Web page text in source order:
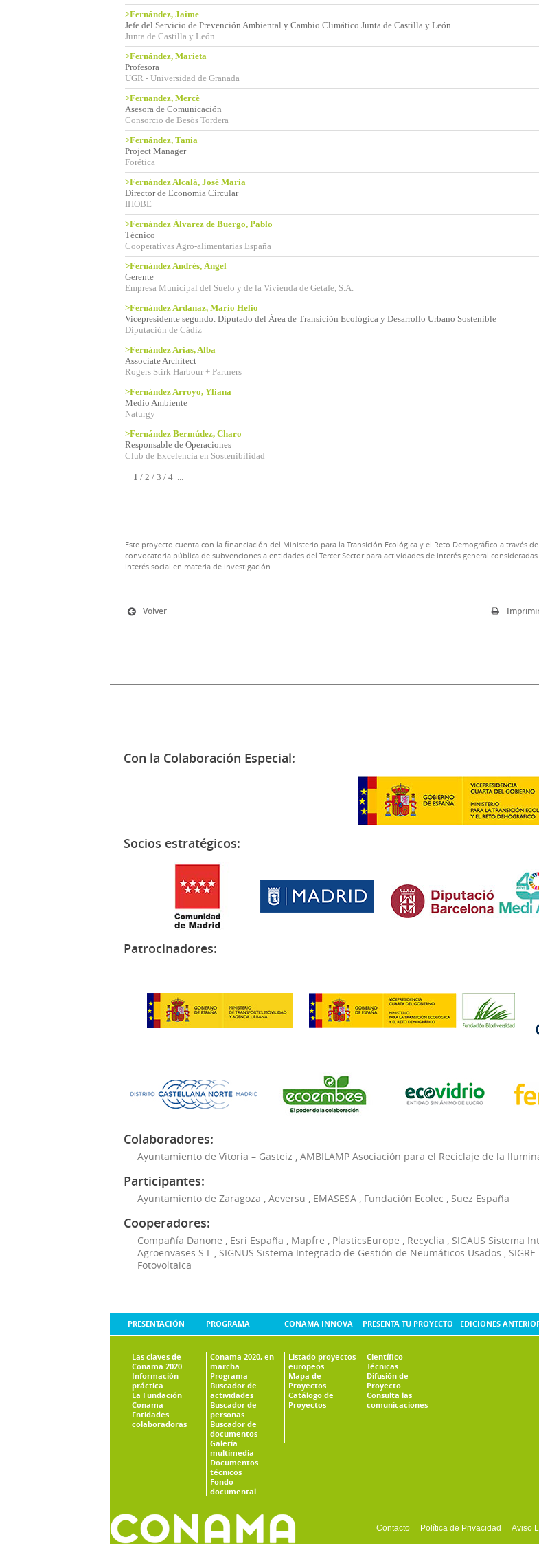
>Fernández, Jaime
Jefe del Servicio de Prevención Ambiental y Cambio Climático Junta de Castilla y León
Junta de Castilla y León
>Fernández, Marieta
Profesora
UGR - Universidad de Granada
>Fernandez, Mercè
Asesora de Comunicación
Consorcio de Besòs Tordera
>Fernández, Tania
Project Manager
Forética
>Fernández Alcalá, José María
Director de Economía Circular
IHOBE
>Fernández Álvarez de Buergo, Pablo
Técnico
Cooperativas Agro-alimentarias España
>Fernández Andrés, Ángel
Gerente
Empresa Municipal del Suelo y de la Vivienda de Getafe, S.A.
>Fernández Ardanaz, Mario Helio
Vicepresidente segundo. Diputado del Área de Transición Ecológica y Desarrollo Urbano Sostenible
Diputación de Cádiz
>Fernández Arias, Alba
Associate Architect
Rogers Stirk Harbour + Partners
>Fernández Arroyo, Yliana
Medio Ambiente
Naturgy
>Fernández Bermúdez, Charo
Responsable de Operaciones
Club de Excelencia en Sostenibilidad
1 / 2 / 3 / 4 ...
Este proyecto cuenta con la financiación del Ministerio para la Transición Ecológica y el Reto Demográfico a través
convocatoria pública de subvenciones a entidades del Tercer Sector para actividades de interés general
interés social en materia de investigación
Volver
Con la Colaboración Especial:
Socios estratégicos:
Patrocinadores:
Colaboradores:
Ayuntamiento de Vitoria – Gasteiz , AMBILAMP Asociación para el Reciclaje de la
Participantes:
Ayuntamiento de Zaragoza , Aeversu , EMASESA , Fundación Ecolec , Suez España
Cooperadores:
Compañía Danone , Esri España , Mapfre , PlasticsEurope , Recyclia , SIGAUS Sistema
Agroenvases S.L , SIGNUS Sistema Integrado de Gestión de Neumáticos Usados ,
Fotovoltaica
PRESENTACIÓN
Las claves de
Conama 2020
Información
práctica
La Fundación
Conama
Entidades
colaboradoras
PROGRAMA
Conama 2020, en
marcha
Programa
Buscador de
actividades
Buscador de
personas
Buscador de
documentos
Galería
multimedia
Documentos
técnicos
Fondo
documental
CONAMA INNOVA
Listado proyectos
europeos
Mapa de
Proyectos
Catálogo de
Proyectos
PRESENTA TU PROYECTO
Científico -
Técnicas
Difusión de
Proyecto
Consulta las
comunicaciones
EDICIONES
Contacto Política de Privacidad Aviso